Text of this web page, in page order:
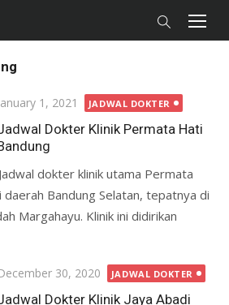
on
1, 2021 JADWAL DOKTER
Dokter Klinik Permata Hati
dokter klinik utama Permata
Bandung Selatan, tepatnya di
Margahayu. Klinik ini didirikan
on
30, 2020 JADWAL DOKTER
Dokter Klinik Jaya Abadi